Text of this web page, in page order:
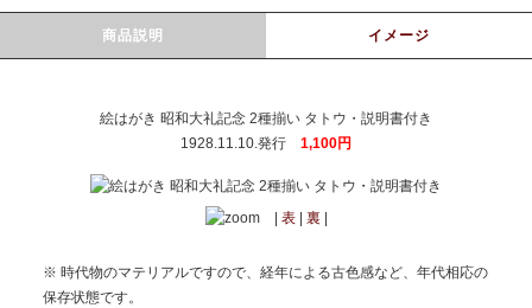
商品説明 イメージ
絵はがき 昭和大礼記念 2種揃い タトウ・説明書付き
1928.11.10.発行 1,100円
| 表| 裏|
※ 時代物のマテリアルですので、経年による古色感など、年代相応の
保存状態です。